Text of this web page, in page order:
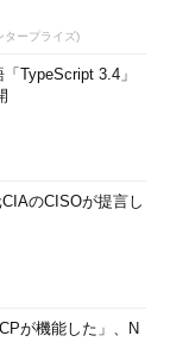
きません。別の
してリネームに
フ
のエラーが発生
してからこのフォ
起動するには、
される起動メニ
タープライズ)
TypeScript 3.4」
のCISOが提言し
が機能した」、N